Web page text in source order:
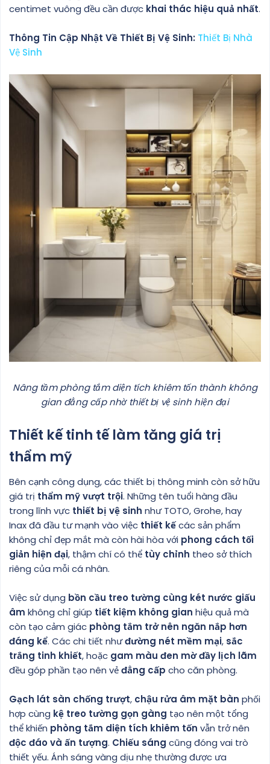
centimet vuông đều cần được khai thác hiệu quả nhất.
Thông Tin Cập Nhật Về Thiết Bị Vệ Sinh: Thiết Bị Nhà
Vệ Sinh
Nâng tầm phòng tắm diện tích khiêm tốn thành không
gian đẳng cấp nhờ thiết bị vệ sinh hiện đại
Thiết kế tinh tế làm tăng giá trị
thẩm mỹ
Bên cạnh công dụng, các thiết bị thông minh còn sở hữu
giá trị thẩm mỹ vượt trội. Những tên tuổi hàng đầu
trong lĩnh vực thiết bị vệ sinh như TOTO, Grohe, hay
Inax đã đầu tư mạnh vào việc thiết kếcác sản phẩm
không chỉ đẹp mắt mà còn hài hòa với phong cách tối
giản hiện đại, thậm chí có thể tùy chỉnh theo sở thích
riêng của mỗi cá nhân.
Việc sử dụng bồn cầu treo tường cùng két nước giấu
âm không chỉ giúp tiết kiệm không gian hiệu quả mà
còn tạo cảm giác phòng tắm trở nên ngăn nắp hơn
đáng kể. Các chi tiết nhưđường nét mềm mại, sắc
trắng tinh khiết, hoặc gam màu đen mờ đầy lịch lãm
đều góp phần tạo nên vẻđẳng cấp cho căn phòng.
Gạch lát sàn chống trượt, chậu rửa âm mặt bàn phối
hợp cùng kệ treo tường gọn gàng tạo nên một tổng
thể khiến phòng tắm diện tích khiêm tốn vẫn trở nên
độc đáo và ấn tượng. Chiếu sáng cũng đóng vai trò
thiết yếu. Ánh sáng vàng dịu nhẹ thường được ưa